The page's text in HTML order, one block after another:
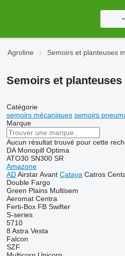
Agroline Semoirs et planteuses
Semoirs et
Catégorie
semoirs mécaniques semoirs
Marque
Aucun résultat trouvé pour cette
DA Monopill Optima
ATO30 SN300 SR
Amazone
AD Airstar Avant Cataya Catros
Double Fargo
Green Plains Multisem
Aeromat Centra
Ferti-Box FB Swifter
S-series
5710
8 Astra Vesta
Falcon
SZF